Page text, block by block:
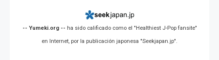
-- Yumeki.org -- ha sido calificado como el "Healthiest J-Pop fansite"
en Internet, por la publicación japonesa "Seekjapan.jp".